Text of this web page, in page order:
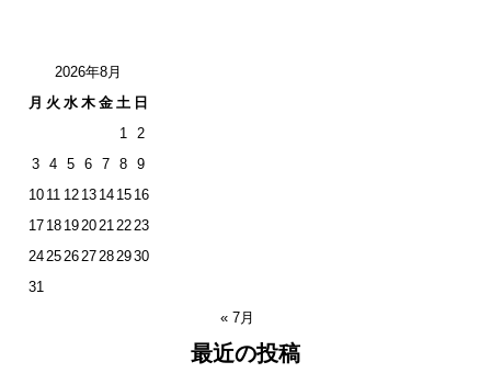
2026年8月
月 火 水 木 金 土 日
1
2
3
4 5 6 7 8
9
10 11 12 13 14 15 16
17 18 1920212223
24252627282930
31
« 7月
最近の投稿